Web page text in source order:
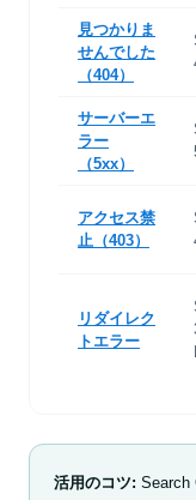
見つかりま
せんでした
（404）
サーバーエ
ラー
（5xx）
アクセス禁
止（403）
リダイレク
トエラー
活用のコツ: Search